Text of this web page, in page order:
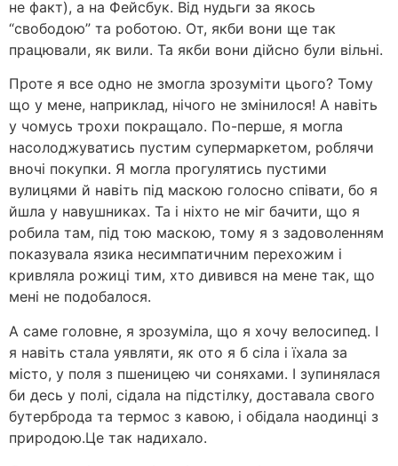
не факт), а на Фейсбук. Від нудьги за якось
“свободою” та роботою. От, якби вони ще так
працювали, як вили. Та якби вони дійсно були вільні.
Проте я все одно не змогла зрозуміти цього? Тому
що у мене, наприклад, нічого не змінилося! А навіть
у чомусь трохи покращало. По-перше, я могла
насолоджуватись пустим супермаркетом, роблячи
вночі покупки. Я могла прогулятись пустими
вулицями й навіть під маскою голосно співати, бо я
йшла у навушниках. Та і ніхто не міг бачити, що я
робила там, під тою маскою, тому я з задоволенням
показувала язика несимпатичним перехожим і
кривляла рожиці тим, хто дивився на мене так, що
мені не подобалося.
А саме головне, я зрозуміла, що я хочу велосипед. І
я навіть стала уявляти, як ото я б сіла і їхала за
місто, у поля з пшеницею чи соняхами. І зупинялася
би десь у полі, сідала на підстілку, доставала свого
бутерброда та термос з кавою, і обідала наодинці з
природою.Це так надихало.